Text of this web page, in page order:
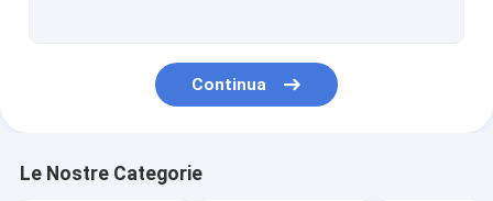
Un chip di 3528 LED
Continua
Le Nostre Categorie